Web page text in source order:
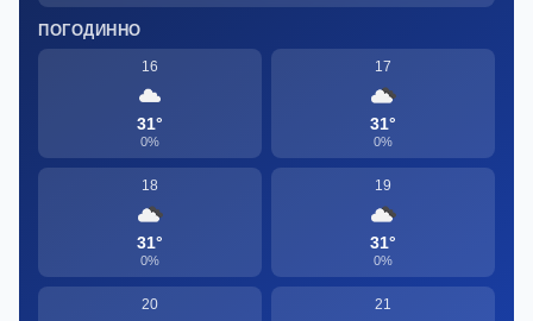
ПОГОДИННО
16
31°
0%
17
31°
0%
18
31°
0%
19
31°
0%
20 21